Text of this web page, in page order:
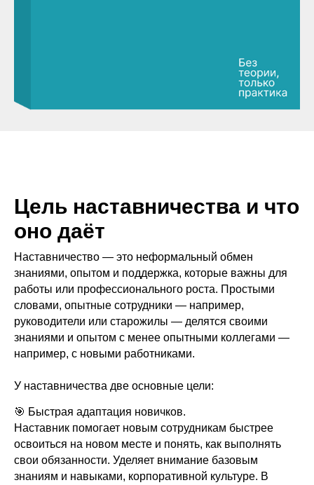
Цель наставничества и что
оно даёт
Наставничество — это неформальный обмен
знаниями, опытом и поддержка, которые важны для
работы или профессионального роста. Простыми
словами, опытные сотрудники — например,
руководители или старожилы — делятся своими
знаниями и опытом с менее опытными коллегами —
например, с новыми работниками.
У наставничества две основные цели:
🎯 Быстрая адаптация новичков.
Наставник помогает новым сотрудникам быстрее
освоиться на новом месте и понять, как выполнять
свои обязанности. Уделяет внимание базовым
знаниям и навыками, корпоративной культуре. В